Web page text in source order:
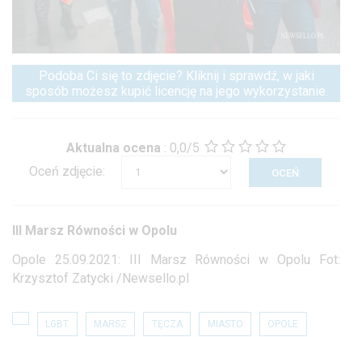
Podoba Ci się to zdjęcie? Kliknij i sprawdź, w jaki
sposób możesz kupić licencję na jego wykorzystanie.
Aktualna ocena : 0,0/5
Oceń zdjęcie:
III Marsz Równości w Opolu
Opole 25.09.2021: III Marsz Równości w Opolu Fot:
Krzysztof Zatycki /Newsello.pl
LGBT MARSZ TĘCZA MIASTO OPOLE